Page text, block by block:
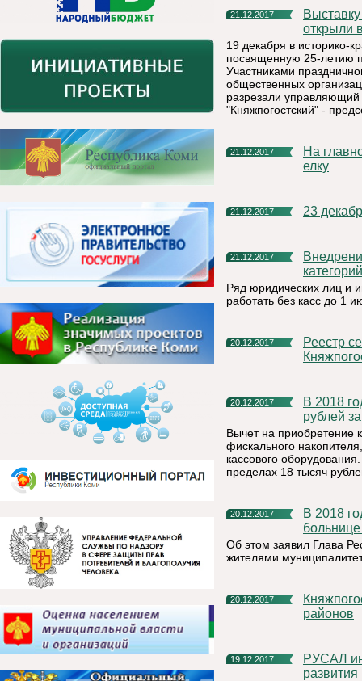
21.12.2017
Выставку в честь 25-летия предприятия «Боксит Тимана»
открыли
19 декабря в историко-
посвященную 25-летию
Участниками
общественных
разрезали
"Княжпогостский" -
21.12.2017
На главной площади г. Емва установили новую новогоднюю
елку
21.12.2017 23
21.12.2017
Внедрение контрольно-кассовой техники (ККТ) для некоторых
Ряд юридических лиц и
работать без касс до 1
20.12.2017
Реестр секций, кружков и творческих объединений
20.12.2017
В 2018 году предприниматели Коми смогут получить 18 тысяч
рублей
Вычет на приобретение
фискального
кассового
пределах 18 тысяч
20.12.2017
В 2018 году в Княжпогостской центральной районной
Об этом заявил Глава
жителями
20.12.2017
Княжпогостский район стал вторым по внедрению ГТО среди
районов
19.12.2017
РУСАЛ инвестировал более 3 млрд рублей в проекты